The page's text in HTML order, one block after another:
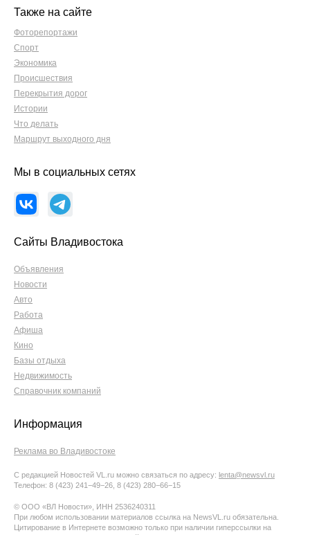
Также на сайте
Фоторепортажи
Спорт
Экономика
Происшествия
Перекрытия дорог
Истории
Что делать
Маршрут выходного дня
Мы в социальных сетях
Сайты Владивостока
Объявления
Новости
Авто
Работа
Афиша
Кино
Базы отдыха
Недвижимость
Справочник компаний
Информация
Реклама во Владивостоке
С редакцией Новостей VL.ru можно связаться по адресу: lenta@newsvl.ru
Телефон: 8 (423) 241−49−26, 8 (423) 280−66−15
© ООО «ВЛ Новости», ИНН 2536240311
При любом использовании материалов ссылка на NewsVL.ru обязательна.
Цитирование в Интернете возможно только при наличии гиперссылки на